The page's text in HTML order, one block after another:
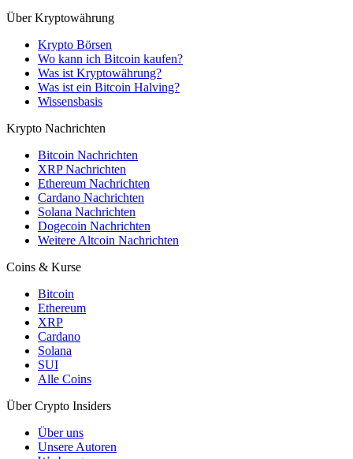
Über Kryptowährung
Krypto Börsen
Wo kann ich Bitcoin kaufen?
Was ist Kryptowährung?
Was ist ein Bitcoin Halving?
Wissensbasis
Krypto Nachrichten
Bitcoin Nachrichten
XRP Nachrichten
Ethereum Nachrichten
Cardano Nachrichten
Solana Nachrichten
Dogecoin Nachrichten
Weitere Altcoin Nachrichten
Coins & Kurse
Bitcoin
Ethereum
XRP
Cardano
Solana
SUI
Alle Coins
Über Crypto Insiders
Über uns
Unsere Autoren